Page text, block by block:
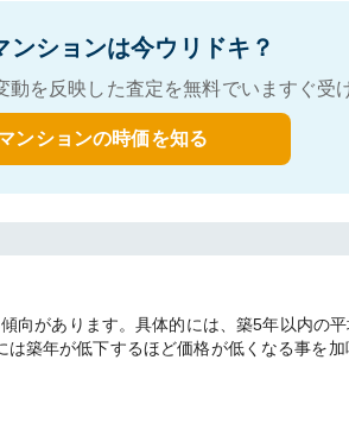
ンションは今ウリドキ？
を反映した査定を無料でいますぐ
ンションの時価を知る
向があります。具体的には、築5年以内の
築年が低下するほど価格が低くなる事を